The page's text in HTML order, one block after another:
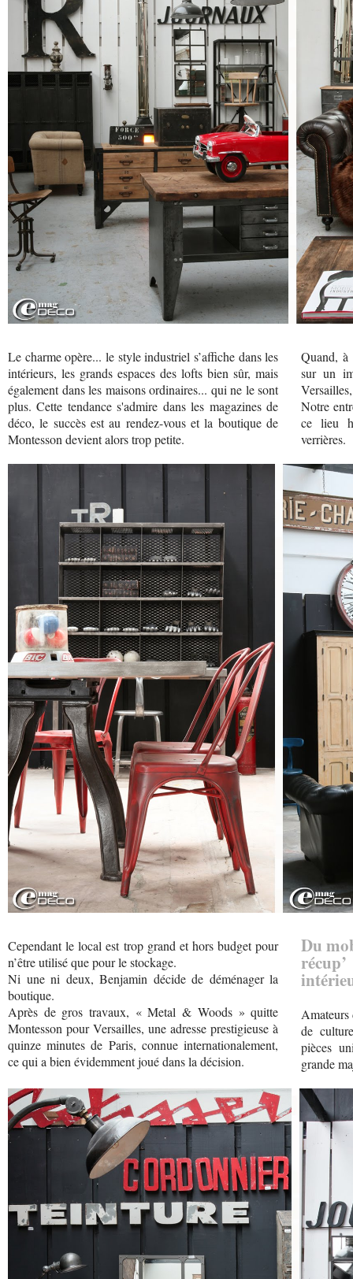
Le charme opère... le style industriel s’affiche dans les
intérieurs, les grands espaces des lofts bien sûr, mais
également dans les maisons ordinaires... qui ne le sont
plus. Cette tendance s'admire dans les magazines de
déco, le succès est au rendez-vous et la boutique de
Montesson devient alors trop petite.
Quand, à
sur un
Notre
ce lieu
verrières.
Cependant le local est trop grand et hors budget pour
n’être utilisé que pour le stockage.
Ni une ni deux, Benjamin décide de déménager la
boutique.
Après de gros travaux, « Metal & Woods » quitte
Montesson pour Versailles, une adresse prestigieuse à
quinze minutes de Paris, connue internationalement,
ce qui a bien évidemment joué dans la décision.
Du
de
pièces
grande